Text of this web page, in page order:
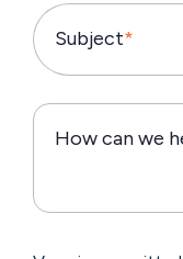
Subject*
How can we